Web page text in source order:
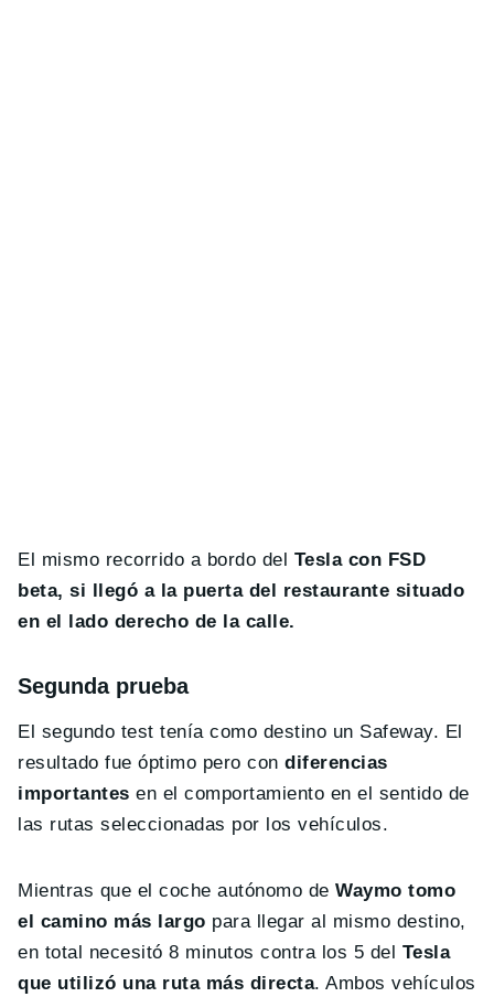
El mismo recorrido a bordo del Tesla con FSD
beta, si llegó a la puerta del restaurante situado
en el lado derecho de la calle.
Segunda prueba
El segundo test tenía como destino un Safeway. El
resultado fue óptimo pero condiferencias
importantesen el comportamiento en el sentido de
las rutas seleccionadas por los vehículos.
Mientras que el coche autónomo deWaymo tomo
el camino más largo para llegar al mismo destino,
en total necesitó 8 minutos contra los 5 del Tesla
que utilizó una ruta más directa. Ambos vehículos